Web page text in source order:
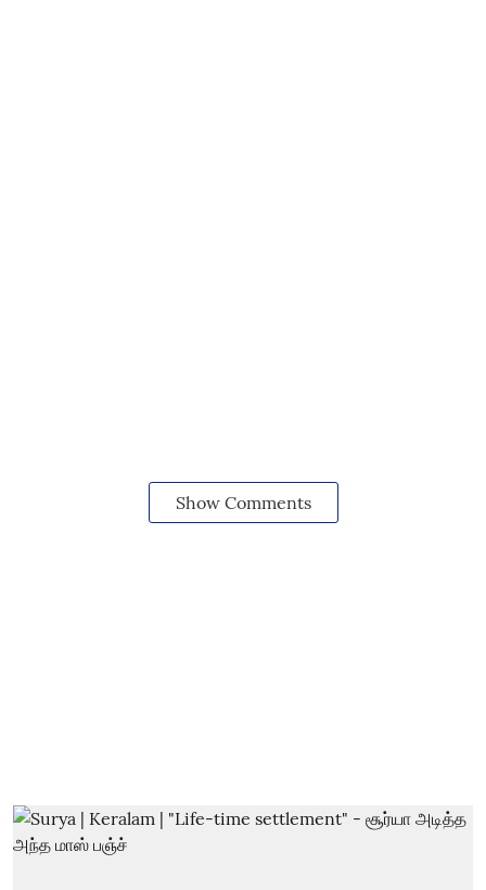
Show Comments